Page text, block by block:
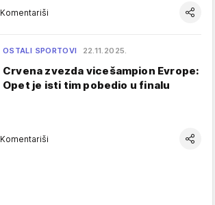
Komentariši
OSTALI SPORTOVI 22.11.2025.
Crvena zvezda vicešampion Evrope:
Opet je isti tim pobedio u finalu
Komentariši